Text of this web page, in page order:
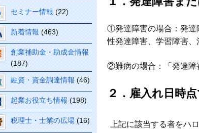
①発達障害の場合：発達
性発達障害、学習障害、
②難病の場合：「発達障
２．雇入れ日時
上記に該当する者をハ
セミナー情報 (22)
新着情報 (463)
創業補助金・助成金情報
(187)
融資・資金調達情報 (46)
起業お役立ち情報 (198)
税理士・士業の広場 (16)